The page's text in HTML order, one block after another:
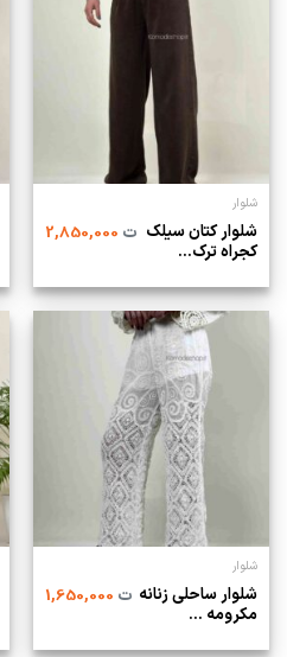
شلوار
شلوار کتان سیلک
کجراه ترک...
ت2,850,000
شلوار
شلوار ساحلی زنانه
مکرومه ...
ت1,650,000